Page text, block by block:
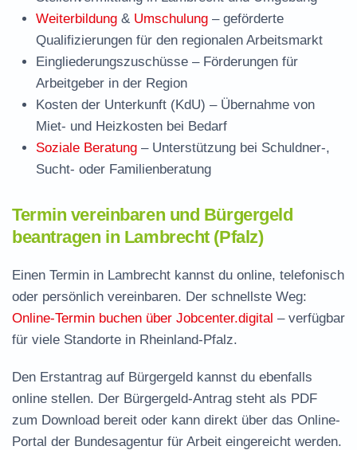
Weiterbildung & Umschulung – geförderte
Qualifizierungen für den regionalen Arbeitsmarkt
Eingliederungszuschüsse – Förderungen für
Arbeitgeber in der Region
Kosten der Unterkunft (KdU) – Übernahme von
Miet- und Heizkosten bei Bedarf
Soziale Beratung – Unterstützung bei Schuldner-,
Sucht- oder Familienberatung
Termin vereinbaren und Bürgergeld
beantragen in Lambrecht (Pfalz)
Einen Termin in Lambrecht kannst du online, telefonisch
oder persönlich vereinbaren. Der schnellste Weg:
Online-Termin buchen über Jobcenter.digital – verfügbar
für viele Standorte in Rheinland-Pfalz.
Den Erstantrag auf Bürgergeld kannst du ebenfalls
online stellen. Der Bürgergeld-Antrag steht als PDF
zum Download bereit oder kann direkt über das Online-
Portal der Bundesagentur für Arbeit eingereicht werden.